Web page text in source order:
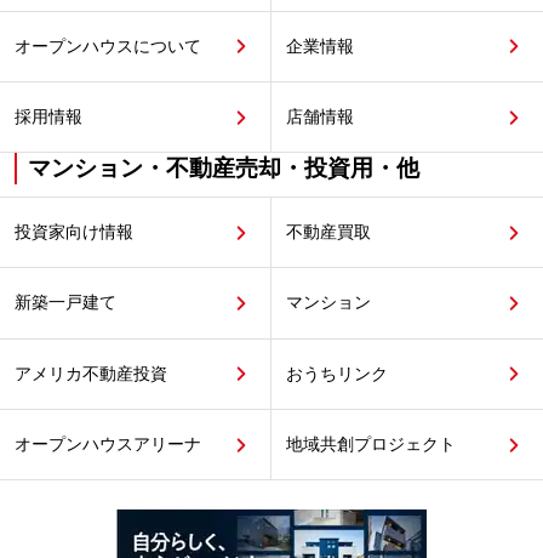
オープンハウスについて 企業情報
採用情報 店舗情報
マンション・不動産売却・投資用・他
投資家向け情報 不動産買取
新築一戸建て マンション
アメリカ不動産投資 おうちリンク
オープンハウスアリーナ 地域共創プロジェクト